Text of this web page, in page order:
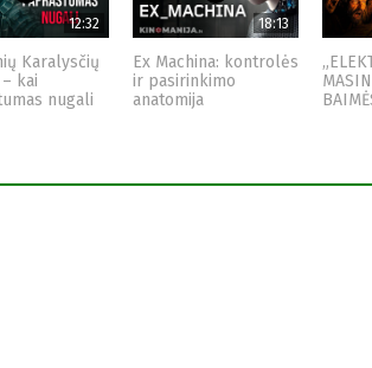
12:32
Karalysčių
kai
nugali
18:13
Ex Machina: kontrolės
ir pasirinkimo
anatomija